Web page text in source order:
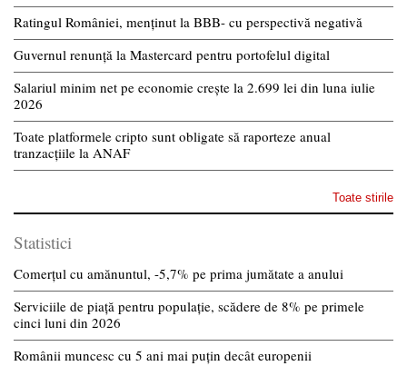
Ratingul României, menținut la BBB- cu perspectivă negativă
Guvernul renunță la Mastercard pentru portofelul digital
Salariul minim net pe economie crește la 2.699 lei din luna iulie
2026
Toate platformele cripto sunt obligate să raporteze anual
tranzacțiile la ANAF
Toate stirile
Statistici
Comerțul cu amănuntul, -5,7% pe prima jumătate a anului
Serviciile de piață pentru populație, scădere de 8% pe primele
cinci luni din 2026
Românii muncesc cu 5 ani mai puțin decât europenii